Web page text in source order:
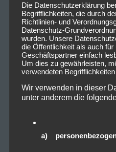
Die Datenschutzerklärung
Begrifflichkeiten, die durch
Richtlinien- und
Datenschutz-
wurden. Unsere
die Öffentlichkeit als auch für
Geschäftspartner einfach
Um dies zu gewährleisten,
verwendeten Begrifflichkeiten
Wir verwenden in dieser
unter anderem die
a)